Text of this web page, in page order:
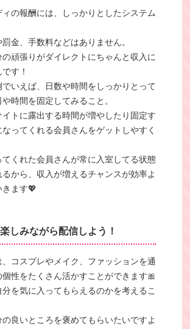
の報酬には、しっかりとしたシステム
金、手数料などはありません。
頑張りがダイレクトにちゃんと収入に
す！
いえば、日数や時間をしっかりとって
時間を固定してみること。
トに露出する時間が増やしたり固定す
ってくれる会員さんをゲットしやすく
てくれた会員さんが常に入室してる状態
から、収入が増えるチャンスが効率よ
きます💖
しみながら配信しよう！
コスプレやメイク、ファッションを通
個性をたくさん活かすことができます🎀
分を気に入ってもらえるのかを考えるこ
良いところを褒めてもらいたいですよ